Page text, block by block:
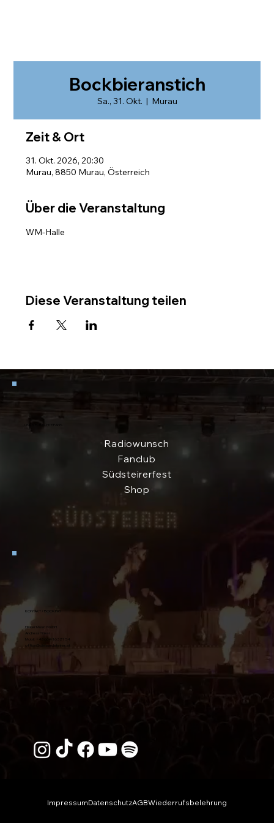
Bockbieranstich
Sa., 31. Okt.
  |
Murau
Zeit & Ort
31. Okt. 2026, 20:30
Murau, 8850 Murau, Österreich
Über die Veranstaltung
WM-Halle
Diese Veranstaltung teilen
KONTAKT / BOOKING
Hinker Music GmbH
Andreas Hinker
Mobil:
+43 664 16 321 54
office@diesuedsteirer.at
Radiowunsch
Fanclub
Südsteirerfest
Shop
ImpressumDatenschutzAGBWiederrufsbelehrung